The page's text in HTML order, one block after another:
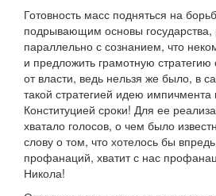
Готовность масс подняться на
подрывающим основы государства,
параллельно с сознанием, что
и предложить грамотную
от власти, ведь нельзя же было, в
такой стратегией идею импичмента
Конституцией сроки! Для ее
хватало голосов, о чем было
слову о том, что хотелось бы
профанаций, хватит с нас
Никола!